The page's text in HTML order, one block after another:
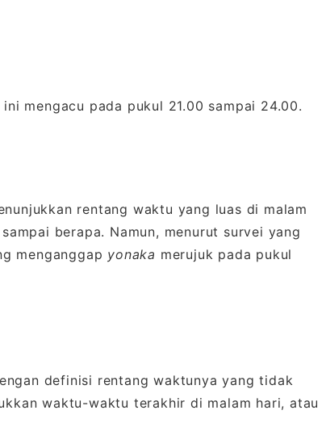
mengacu pada pukul 21.00 sampai 24.00.
rentang waktu yang luas di malam
berapa. Namun, menurut survei yang
menganggap yonaka merujuk pada pukul
definisi rentang waktunya yang tidak
waktu-waktu terakhir di malam hari, atau